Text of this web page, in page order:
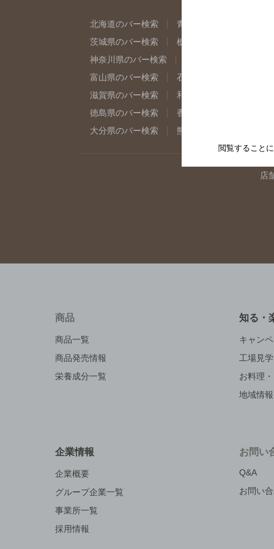
北海道のバー検索 青森県のバー検索
茨城県のバー検索
栃木県のバー検索
神奈川県のバー検索
富山県のバー検索
石川県のバー検索
滋賀県のバー検索
和歌山県のバー検索
徳島県のバー検索
香川県のバー検索
大分県のバー検索
熊本県のバー検索
店
商品
商品一覧
商品発売情報
栄養成分一覧
知る・
キャン
工場見学
お料理
地域情報
企業情報
企業概要
グループ企業一覧
事業所一覧
採用情報
お問い
Q&A
お問い
閲覧すること